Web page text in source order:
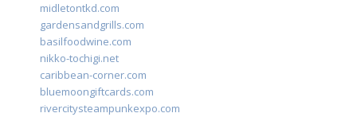
midletontkd.com
gardensandgrills.com
basilfoodwine.com
nikko-tochigi.net
caribbean-corner.com
bluemoongiftcards.com
rivercitysteampunkexpo.com